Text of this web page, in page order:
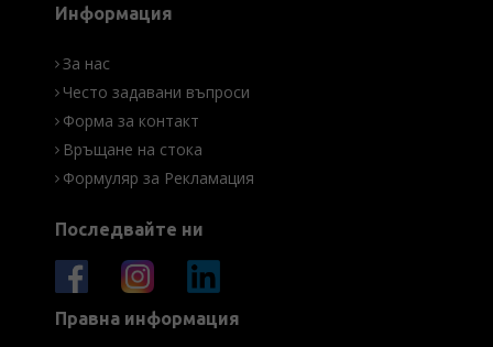
Информация
За нас
Често задавани въпроси
Форма за контакт
Връщане на стока
Формуляр за Рекламация
Последвайте ни
Правна информация